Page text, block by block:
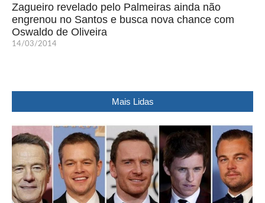
Zagueiro revelado pelo Palmeiras ainda não
engrenou no Santos e busca nova chance com
Oswaldo de Oliveira
14/03/2014
Mais Lidas